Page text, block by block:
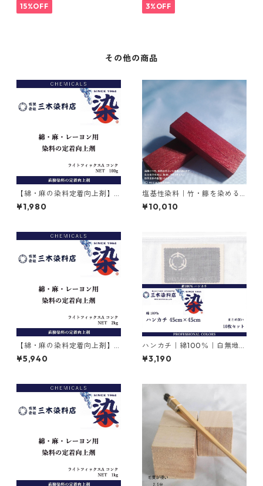
15%OFF 3%OFF
その他の商品
【綿・麻の染料定着向上剤】
｜100g｜ライトフィックスA
コンク
¥1,980
塩基性染料｜竹・籐を染める
｜500g｜M.Bビスマークブロ
ンＢ（茶色）
¥10,010
【綿・麻の染料定着向上剤】
｜2kg｜ライトフィックスAコ
ンク
¥5,940
ハンカチ｜綿100％｜白無地｜
45cm×45cm｜10枚×1セット
¥3,190